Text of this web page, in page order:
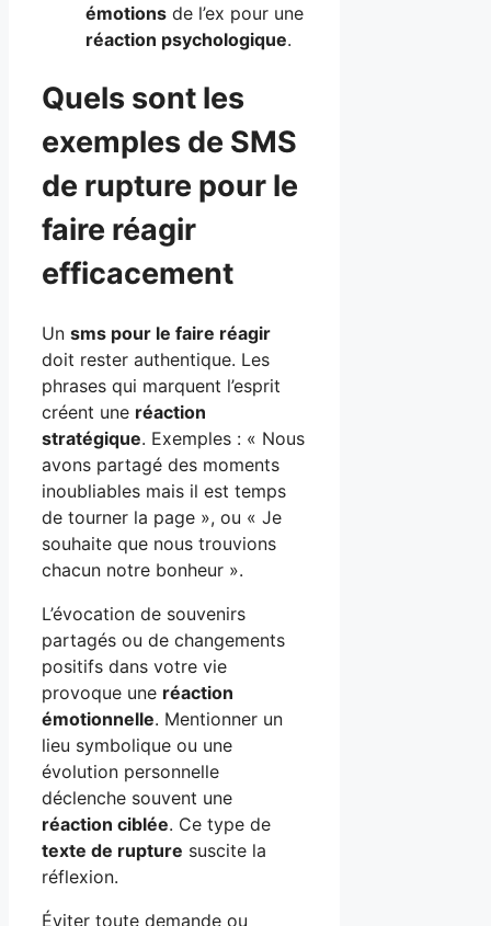
émotions de l’ex pour une
réaction psychologique.
Quels sont les
exemples de SMS
de rupture pour le
faire réagir
efficacement
Un sms pour le faire réagir
doit rester authentique. Les
phrases qui marquent l’esprit
créent une réaction
stratégique. Exemples : « Nous
avons partagé des moments
inoubliables mais il est temps
de tourner la page », ou « Je
souhaite que nous trouvions
chacun notre bonheur ».
L’évocation de souvenirs
partagés ou de changements
positifs dans votre vie
provoque une réaction
émotionnelle. Mentionner un
lieu symbolique ou une
évolution personnelle
déclenche souvent une
réaction ciblée. Ce type de
texte de rupture suscite la
réflexion.
Éviter toute demande ou